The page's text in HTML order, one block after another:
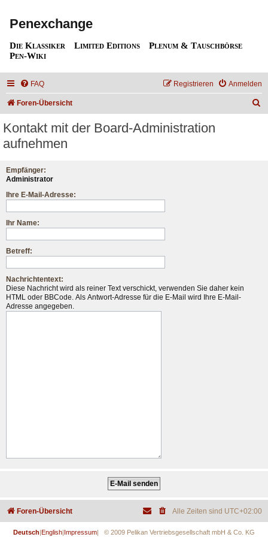
Penexchange
Die Klassiker Limited Editions
Plenum & Tauschbörse
Pen-Wiki
FAQ Anmelden
Registrieren
Foren-Übersicht
Kontakt mit der Board-Administration
aufnehmen
Empfänger:
Administrator
Ihre E-Mail-Adresse:
Ihr Name:
Betreff:
Nachrichtentext:
Diese Nachricht wird als reiner Text verschickt, verwenden Sie daher kein
HTML oder BBCode. Als Antwort-Adresse für die E-Mail wird Ihre E-Mail-
Adresse angegeben.
Foren-Übersicht Alle Zeiten sind UTC+02:00
Deutsch|English|Impressum| © 2009 Pelikan Vertriebsgesellschaft mbH & Co. KG